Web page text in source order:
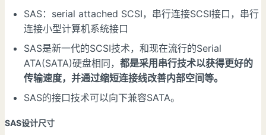
SAS：serial attached SCSI，串行连接SCSI接口，串行
连接小型计算机系统接口
SAS是新一代的SCSI技术，和现在流行的Serial
ATA(SATA)硬盘相同， 都是采用串行技术以获得更好的
传输速度，并通过缩短连接线改善内部空间等。
SAS的接口技术可以向下兼容SATA。
SAS设计尺寸